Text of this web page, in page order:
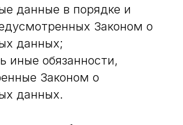
данные в порядке и
Законом о
данных;
иные обязанности,
Законом о
данных.